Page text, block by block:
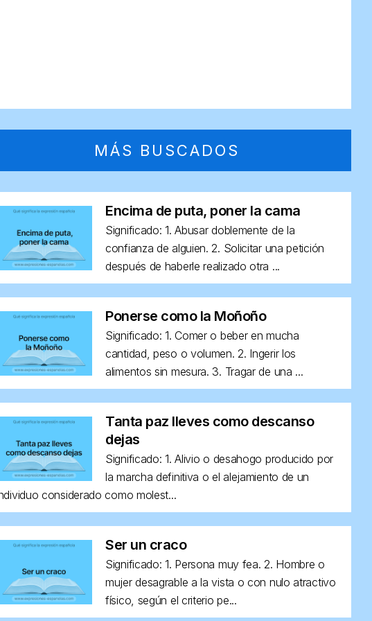
MÁS BUSCADOS
Encima de puta, poner la cama
Significado: 1. Abusar doblemente de la
confianza de alguien. 2. Solicitar una petición
después de haberle realizado otra ...
Ponerse como la Moñoño
Significado: 1. Comer o beber en mucha
cantidad, peso o volumen. 2. Ingerir los
alimentos sin mesura. 3. Tragar de una ...
Tanta paz lleves como descanso
dejas
Significado: 1. Alivio o desahogo producido por
la marcha definitiva o el alejamiento de un
considerado como molest...
Ser un craco
Significado: 1. Persona muy fea. 2. Hombre o
mujer desagrable a la vista o con nulo atractivo
físico, según el criterio pe...